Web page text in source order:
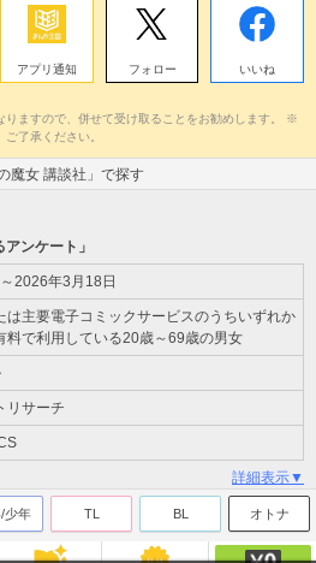
アプリ通知 フォロー いいね
ますので、併せて受け取ることをお勧めします。 ※
了承ください。
魔女 講談社」で探す
ンケート」
2026年3月18日
は主要電子コミックサービスのうちいずれか
料で利用している20歳～69歳の男女
リサーチ
詳細表示▼
少年 TL BL オトナ